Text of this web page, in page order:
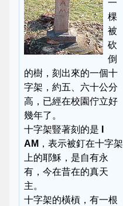
一
棵
被
砍
倒
的樹，刻出來的一個十
字架，約五、六十公分
高，已經在校園佇立好
幾年了。
十字架豎著刻的是
AM ，表示被釘在十字架
上的耶穌，是自有永
有，今在昔在的真天
主。
十字架的橫槓，有一根